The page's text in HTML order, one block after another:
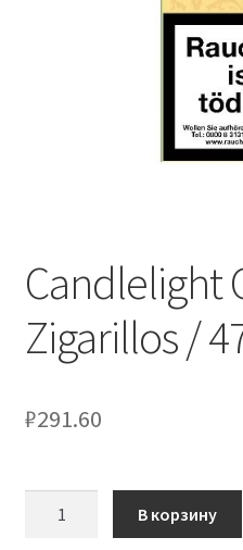
Candlelight
Zigarillos /
₽291.60
В корзину